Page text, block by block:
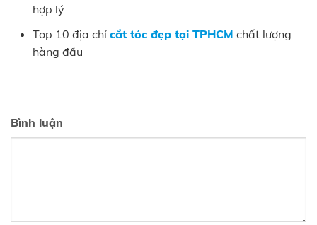
hợp lý
Top 10 địa chỉ cắt tóc đẹp tại TPHCM chất lượng
hàng đầu
Bình luận